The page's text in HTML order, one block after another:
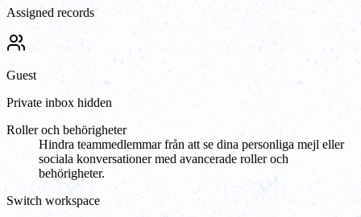
Assigned records
Guest
Private inbox hidden
Roller och behörigheter
Hindra teammedlemmar från att se dina personliga mejl eller
sociala konversationer med avancerade roller och
behörigheter.
Switch workspace